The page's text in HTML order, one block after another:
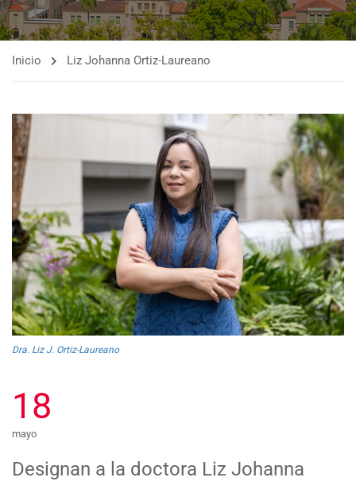
Inicio Liz Johanna Ortiz-Laureano
Dra. Liz J. Ortiz-Laureano
18
mayo
Designan a la doctora Liz Johanna